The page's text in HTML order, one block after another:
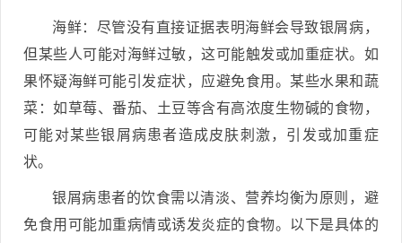
海鲜：尽管没有直接证据表明海鲜会导致银屑病，
但某些人可能对海鲜过敏，这可能触发或加重症状。如
果怀疑海鲜可能引发症状，应避免食用。某些水果和蔬
菜：如草莓、番茄、土豆等含有高浓度生物碱的食物，
可能对某些银屑病患者造成皮肤刺激，引发或加重症
状。
银屑病患者的饮食需以清淡、营养均衡为原则，避
免食用可能加重病情或诱发炎症的食物。以下是具体的